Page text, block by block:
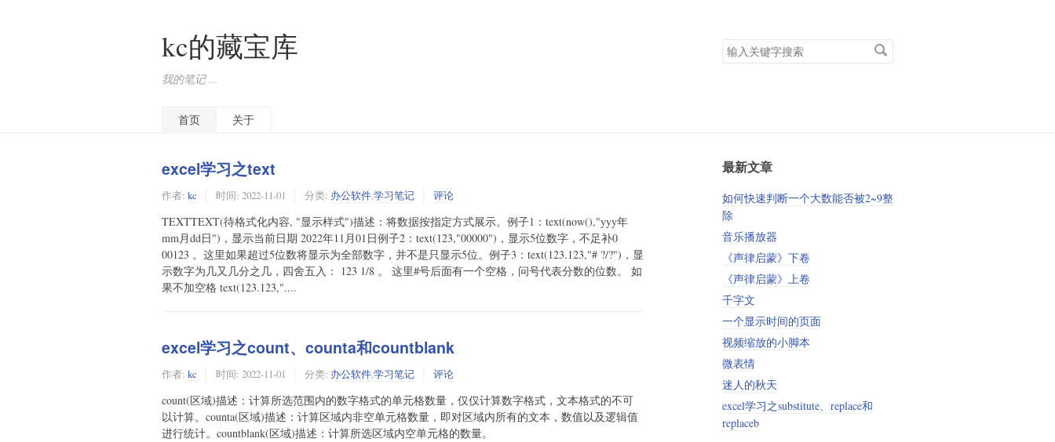
kc的藏宝库
我的笔记 ...
搜
索
首页 关于
excel学习之text
作者: kc 时间: 2022-11-01 分类: 办公软件,学习笔记 评论
TEXTTEXT(待格式化内容, "显示样式")描述：将数据按指定方式展示。例子1：text(now(),"yyy年
mm月dd日")，显示当前日期 2022年11月01日例子2：text(123,"00000")，显示5位数字，不足补0
00123 。这里如果超过5位数将显示为全部数字，并不是只显示5位。例子3：text(123.123,"# ?/?")，显
示数字为几又几分之几，四舍五入： 123 1/8 。 这里#号后面有一个空格，问号代表分数的位数。 如
果不加空格 text(123.123,"....
excel学习之count、counta和countblank
作者: kc 时间: 2022-11-01 分类: 办公软件,学习笔记 评论
count(区域)描述：计算所选范围内的数字格式的单元格数量，仅仅计算数字格式，文本格式的不可
以计算。counta(区域)描述：计算区域内非空单元格数量，即对区域内所有的文本，数值以及逻辑值
进行统计。countblank(区域)描述：计算所选区域内空单元格的数量。
最新文章
如何快速判断一个大数能否被2~9整
除
音乐播放器
《声律启蒙》下卷
《声律启蒙》上卷
千字文
一个显示时间的页面
视频缩放的小脚本
微表情
迷人的秋天
excel学习之substitute、replace和
replaceb